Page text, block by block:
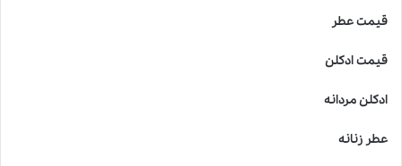
قیمت عطر
قیمت ادکلن
ادکلن مردانه
عطر زنانه